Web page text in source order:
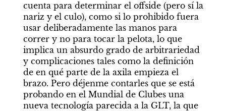
cuenta para determinar el offside (pero sí la
nariz y el culo), como si lo prohibido fuera
usar deliberadamente las manos para
correr y no para tocar la pelota, lo que
implica un absurdo grado de arbitrariedad
y complicaciones tales como la definición
de en qué parte de la axila empieza el
brazo. Pero déjenme contarles que se está
probando en el Mundial de Clubes una
nueva tecnología parecida a la GLT, la que